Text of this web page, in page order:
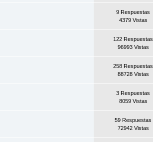
9 Respuestas
4379 Vistas
122 Respuestas
96993 Vistas
258 Respuestas
88728 Vistas
3 Respuestas
8059 Vistas
59 Respuestas
72942 Vistas